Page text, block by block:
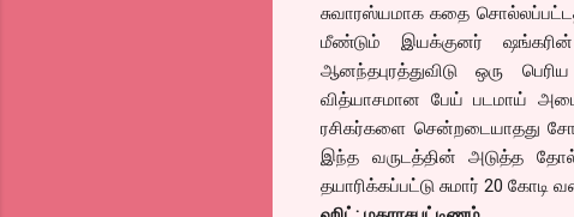
சுவாரஸ்யமாக கதை
மீண்டும் இயக்குனர் ஷங்கரின்
ஆனந்தபுரத்துவிடு ஒரு
வித்யாசமான பேய் படமாய்
ரசிகர்களை சென்றடையாதது
இந்த வருடத்தின் அடுத்த
தயாரிக்கப்பட்டு சுமார் 20